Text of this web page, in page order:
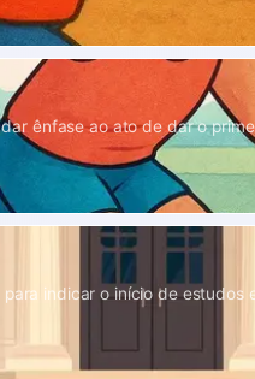
ênfase ao ato de dar o
indicar o início de estudos